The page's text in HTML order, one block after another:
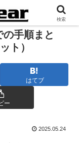
手順まと
ト）
はてブ
ー
2025.05.24
検索